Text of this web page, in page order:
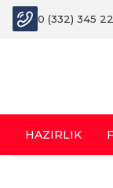
0 (332) 345 22
HAZIRLIK